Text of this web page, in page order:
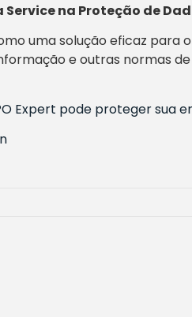
Service na Proteção de
uma solução eficaz para
e outras normas
Expert pode proteger sua